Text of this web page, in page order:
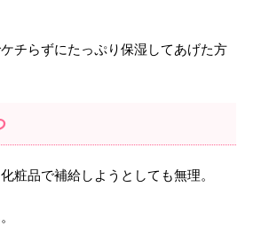
チらずにたっぷり保湿してあげた方
粧品で補給しようとしても無理。